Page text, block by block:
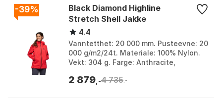
-39%
Black Diamond Highline
Stretch Shell Jakke
4.4
Vanntetthet: 20 000 mm. Pusteevne: 20
000 g/m2/24t. Materiale: 100% Nylon.
Vekt: 304 g. Farge: Anthracite,
Coral red, Cr...
2 879 ,-4 735,-